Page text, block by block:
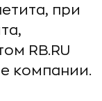
при
RB.RU
компании.